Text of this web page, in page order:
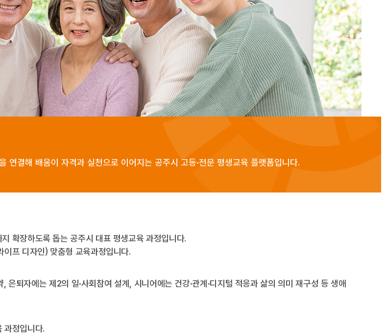
연결해 배움이 자격과 실천으로 이어지는 공주시 고등·전문 평생교육 플랫폼입니다.
확장하도록 돕는 공주시 대표 평생교육 과정입니다.
이프 디자인) 맞춤형 교육과정입니다.
퇴자에는 제2의 일·사회참여 설계, 시니어에는 건강·관계·디지털 적응과 삶의 의미 재구성 등 생애
과정입니다.